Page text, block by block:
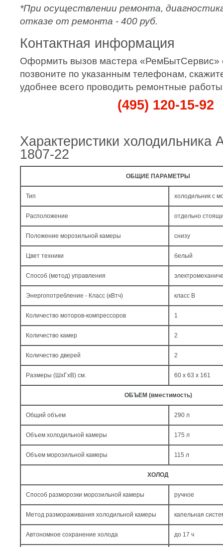
*При осуществлении ремонта,
отказе от ремонта - 400 руб.
Контактная информация
Оформить вызов мастера «РемБытСервис»
позвоните по указанным телефонам,
удобнее всего проводить ремонтные
(495) 120-15-92
Характеристики холодильника
1807-22
ОБЩИЕ ПАРАМЕТРЫ
Тип холодильник с
Расположение отдельно
Положение морозильной камеры снизу
Цвет техники белый
Способ (метод) управления
Энергопотребление - Класс (кВтч) класс B
Количество моторов-компрессоров 1
Количество камер 2
Количество дверей 2
Размеры (ШxГxВ) см. 60 x 63 x 161
ОБЪЕМ (вместимость)
Общий объем 290 л
Объем холодильной камеры 175 л
Объем морозильной камеры 115 л
ХОЛОД
Способ разморозки морозильной камеры ручное
Метод размораживания холодильной камеры капельная
Автономное сохранение холода до 17 ч